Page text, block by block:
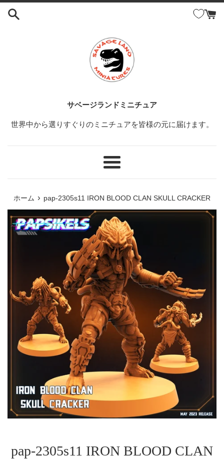
コ
サベージランドミニチュア
世界中から選りすぐりのミニチュアを皆様の元に届けます。
メ
ホーム › pap-2305s11 IRON BLOOD CLAN SKULL CRACKER
pap-2305s11 IRON BLOOD CLAN